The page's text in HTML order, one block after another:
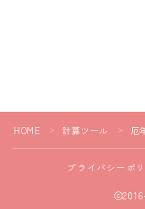
HOME ＞ 計算ツール ＞ 厄
プライバシーポ